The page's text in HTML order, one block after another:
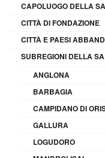
CAPOLUOGO DELLA
CITTÀ DI FONDAZIONE
CITTÀ E PAESI
SUBREGIONI DELLA
ANGLONA
BARBAGIA
CAMPIDANO DI
GALLURA
LOGUDORO